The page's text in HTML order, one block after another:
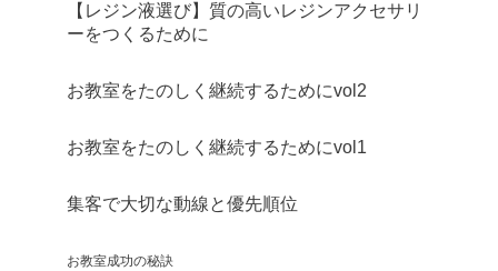
【レジン液選び】質の高いレジンアクセサリ
ーをつくるために
お教室をたのしく継続するためにvol2
お教室をたのしく継続するためにvol1
集客で大切な動線と優先順位
お教室成功の秘訣